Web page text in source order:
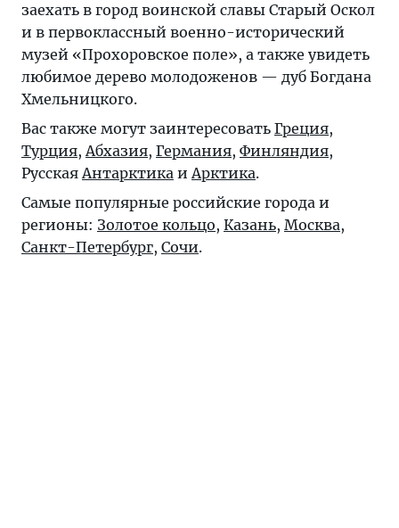
заехать в город воинской славы Старый Оскол
и в первоклассный военно-исторический
музей «Прохоровское поле», а также увидеть
любимое дерево молодоженов — дуб Богдана
Хмельницкого.
Вас также могут заинтересовать Греция,
Турция,Абхазия, Германия, Финляндия,
РусскаяАнтарктика иАрктика.
Самые популярные российские города и
регионы: Золотое кольцо, Казань, Москва,
Санкт-Петербург, Сочи.